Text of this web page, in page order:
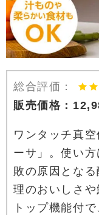
総合評価：
販売価格：
ワンタッチ真
ーサ」。使い
敗の原因とな
理のおいしさ
トップ機能付